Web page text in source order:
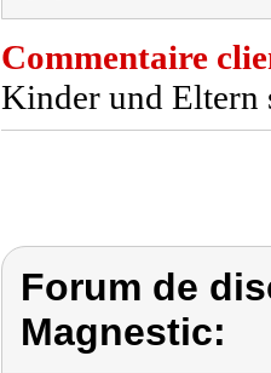
Commentaire
Kinder und Eltern
Forum de
Magnestic: